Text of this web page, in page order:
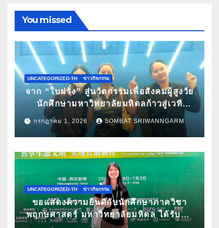
You missed
UNCATEGORIZED-TH ข่าวกิจกรรม
จาก “ใบฝรั่ง” สู่นวัตกรรมเพื่อสังคมผู้สูงวัย
นักศึกษามหาวิทยาลัยมหิดลก้าวสู่เวที
Pitching ระดับนานาชาติ ในงาน World
Spa & Well-being Congress 2026
กรกฎาคม 1, 2026 SOMBAT SRIWANNGARM
UNCATEGORIZED-TH ข่าวกิจกรรม
ขอแสดงความยินดีกับนักศึกษาภาควิชา
พฤกษศาสตร์ มหาวิทยาลัยมหิดล ได้รับคัด